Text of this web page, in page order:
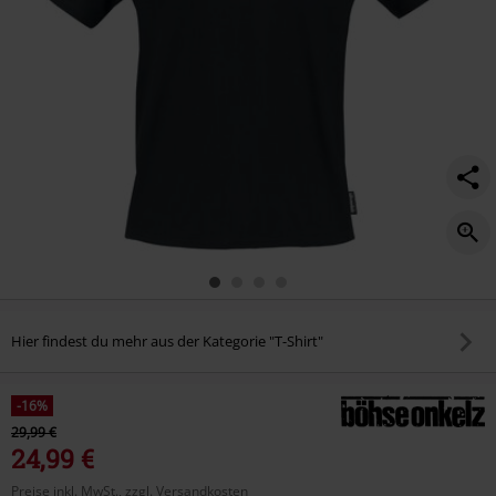
Hier findest du mehr aus der Kategorie "T-Shirt"
-16%
29,99 €
24,99 €
Preise inkl. MwSt., zzgl. Versandkosten